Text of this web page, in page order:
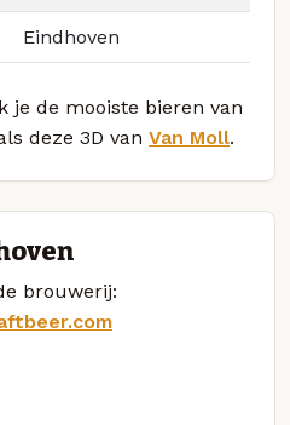
Eindhoven
je de mooiste bieren van
deze 3D van Van Moll.
brouwerij: